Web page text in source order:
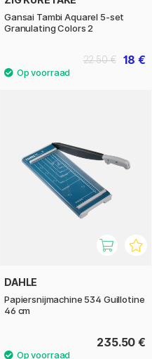
Gansai Tambi Aquarel 5-set
Granulating Colors 2
18 €
22.50 €
DAHLE
Papiersnijmachine 534 Guillotine
46 cm
235.50 €